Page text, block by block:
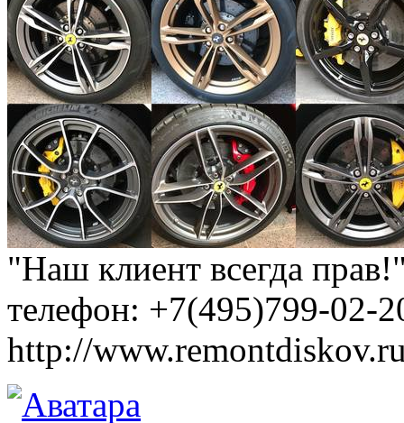
"Наш клиент всегда
телефон: +7(495)799-02-
http://